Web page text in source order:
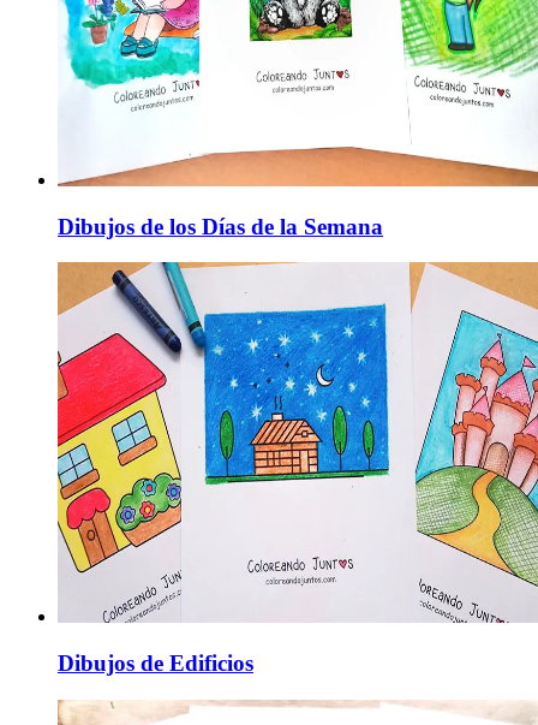
Dibujos de los Días de la Semana
Dibujos de Edificios